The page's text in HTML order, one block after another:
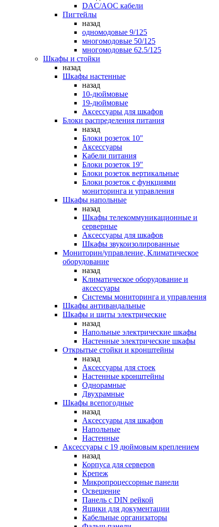
DAC/AOC кабели
Пигтейлы
назад
одномодовые 9/125
многомодовые 50/125
многомодовые 62.5/125
Шкафы и стойки
назад
Шкафы настенные
назад
10-дюймовые
19-дюймовые
Аксессуары для шкафов
Блоки распределения питания
назад
Блоки розеток 10"
Аксессуары
Кабели питания
Блоки розеток 19"
Блоки розеток вертикальные
Блоки розеток с функциями
мониторинга и управления
Шкафы напольные
назад
Шкафы телекоммуникационные и
серверные
Аксессуары для шкафов
Шкафы звукоизолированные
Мониторин/управление, Климатическое
оборудование
назад
Климатическое оборудование и
аксессуары
Системы мониторинга и управления
Шкафы антивандальные
Шкафы и щиты электрические
назад
Напольные электрические шкафы
Настенные электрические шкафы
Открытые стойки и кронштейны
назад
Аксессуары для стоек
Настенные кронштейны
Однорамные
Двухрамные
Шкафы всепогодные
назад
Аксессуары для шкафов
Напольные
Настенные
Аксессуары с 19 дюймовым креплением
назад
Корпуса для серверов
Крепеж
Микропроцессорные панели
Освещение
Панель с DIN рейкой
Ящики для документации
Кабельные организаторы